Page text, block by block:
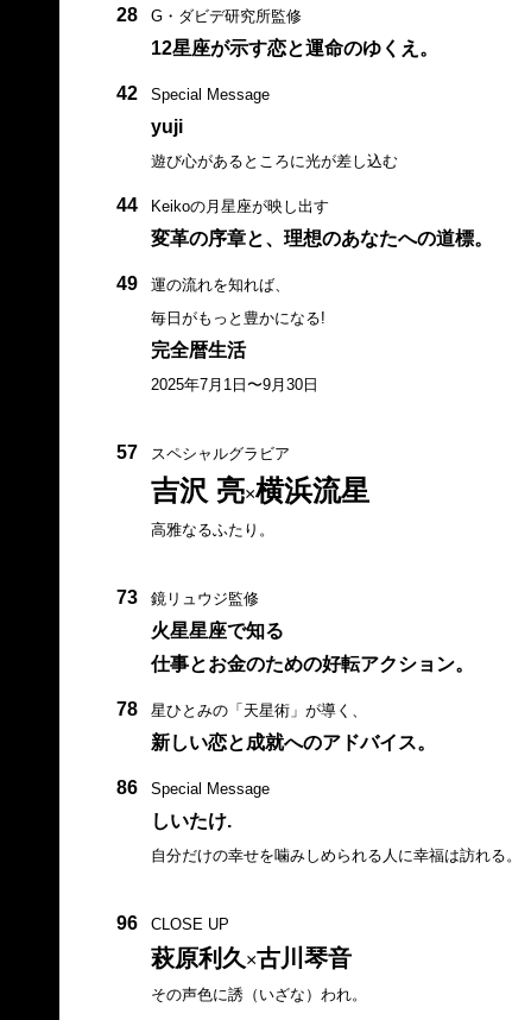
28 G・ダビデ研究所監修
12星座が示す恋と運命のゆくえ。
42 Special Message
yuji
遊び心があるところに光が差し込む
44 Keikoの月星座が映し出す
変革の序章と、理想のあなたへの道標。
49
運の流れを知れば、
毎日がもっと豊かになる!
完全暦生活
2025年7月1日〜9月30日
57 スペシャルグラビア
吉沢 亮×横浜流星
高雅なるふたり。
73 鏡リュウジ監修
火星星座で知る
仕事とお金のための好転アクション。
78 星ひとみの「天星術」が導く、
新しい恋と成就へのアドバイス。
86 Special Message
しいたけ.
自分だけの幸せを噛みしめられる人に幸福は訪れる。
96 CLOSE UP
萩原利久 ×古川琴音
その声色に誘（いざな）われ。